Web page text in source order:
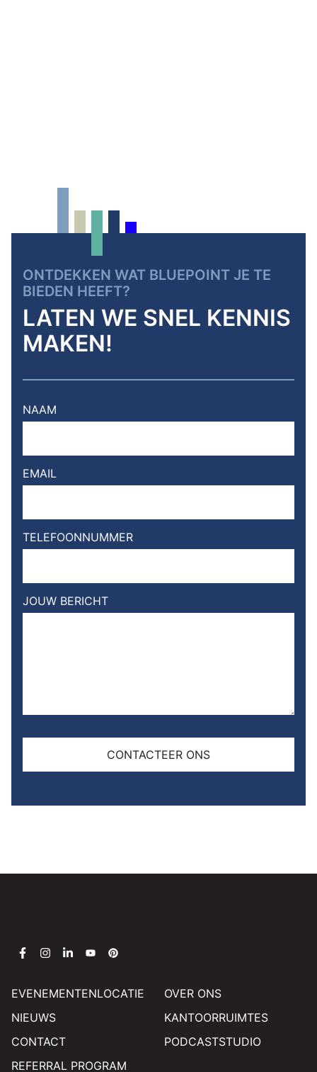
ONTDEKKEN WAT BLUEPOINT JE TE
BIEDEN HEEFT?
LATEN WE SNEL KENNIS
MAKEN!
NAAM
EMAIL
TELEFOONNUMMER
JOUW BERICHT
CONTACTEER ONS
EVENEMENTENLOCATIE
OVER ONS
NIEUWS
KANTOORRUIMTES
CONTACT
PODCASTSTUDIO
REFERRAL PROGRAM